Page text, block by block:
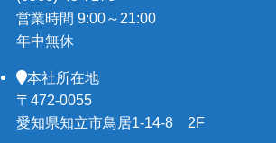
営業時間 9:00～21:00
年中無休
本社所在地
〒472-0055
愛知県知立市鳥居1-14-8 2F